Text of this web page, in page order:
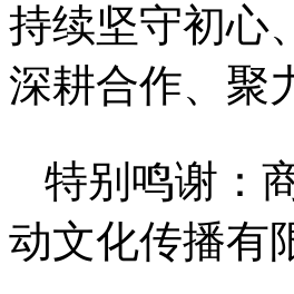
持续坚守初心
深耕合作、聚
特别鸣谢：
动文化传播有